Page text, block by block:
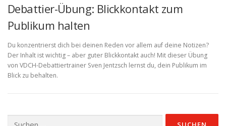
Debattier-Übung: Blickkontakt zum
Publikum halten
Du konzentrierst dich bei deinen Reden vor allem auf deine Notizen?
Der Inhalt ist wichtig – aber guter Blickkontakt auch! Mit dieser Übung
von VDCH-Debattiertrainer Sven Jentzsch lernst du, dein Publikum im
Blick zu behalten.